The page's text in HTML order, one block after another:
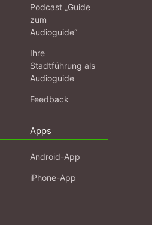
Podcast „Guide
zum
Audioguide“
Ihre
Stadtführung als
Audioguide
Feedback
Apps
Android-App
iPhone-App